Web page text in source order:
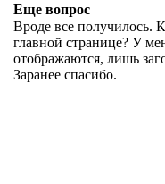
Еще вопрос
Вроде все получилось.
главной странице? У
отображаются, лишь
Заранее спасибо.